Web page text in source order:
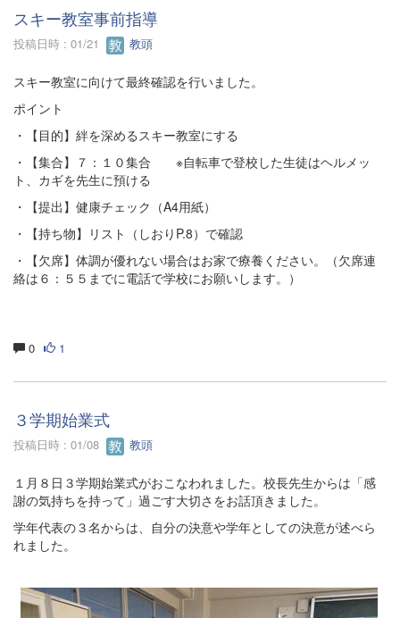
スキー教室事前指導
投稿日時 : 01/21 教頭
スキー教室に向けて最終確認を行いました。
ポイント
・【目的】絆を深めるスキー教室にする
・【集合】７：１０集合 ※自転車で登校した生徒はヘルメッ
ト、カギを先生に預ける
・【提出】健康チェック（A4用紙）
・【持ち物】リスト（しおりP.8）で確認
・【欠席】体調が優れない場合はお家で療養ください。（欠席連
絡は６：５５までに電話で学校にお願いします。）
0 1
３学期始業式
投稿日時 : 01/08 教頭
１月８日３学期始業式がおこなわれました。校長先生からは「感
謝の気持ちを持って」過ごす大切さをお話頂きました。
学年代表の３名からは、自分の決意や学年としての決意が述べら
れました。